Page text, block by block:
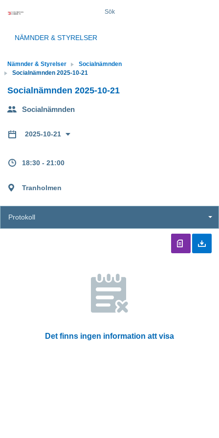
Sök
NÄMNDER & STYRELSER
Nämnder & Styrelser
Socialnämnden
Socialnämnden 2025-10-21
Socialnämnden 2025-10-21
Socialnämnden
2025-10-21
18:30 - 21:00
Tranholmen
Protokoll
Det finns ingen information att visa